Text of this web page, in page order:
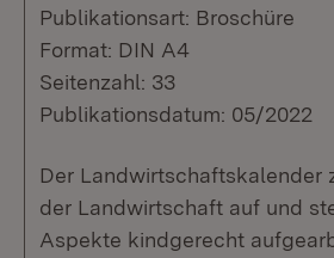
Publikationsart: Broschüre
Format: DIN A4
Seitenzahl: 33
Publikationsdatum: 05/2022
Der Landwirtschaftskalender
der Landwirtschaft auf und
Aspekte kindgerecht